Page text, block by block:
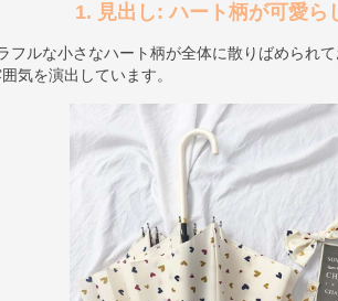
1. 見出し: ハート柄が可愛ら
フルな小さなハート柄が全体に散りばめられ
気を演出しています。